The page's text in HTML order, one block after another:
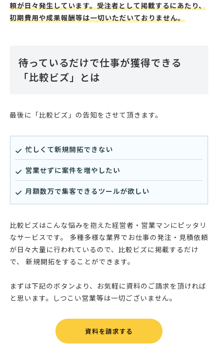
頼が日々発生しています。受注者として掲載するにあたり、
初期費用や成果報酬等は一切いただいておりません。
待っているだけで仕事が獲得できる
「比較ビズ」とは
最後に「比較ビズ」の告知をさせて頂きます。
忙しくて新規開拓できない
営業せずに案件を増やしたい
月額数万で集客できるツールが欲しい
比較ビズはこんな悩みを抱えた経営者・営業マンにピッタリ
なサービスです。 多種多様な業界でお仕事の発注・見積依頼
が日々大量に行われているので、比較ビズに掲載するだけ
で、 新規開拓をすることができます。
まずは下記のボタンより、お気軽に資料のご請求を頂ければ
と思います。しつこい営業等は一切ございません。
資料を請求する